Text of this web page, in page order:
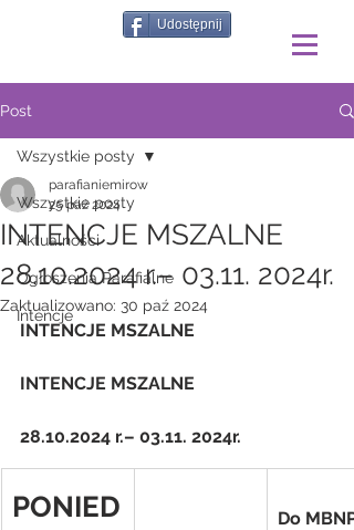
Udostępnij
Post
Wszystkie posty
Aktualności
Ogłoszenia Parafialne
Intencje
Wszystkie posty
INTENCJE MSZALNE
28.10.2024 r.– 03.11. 2024r.
parafianiemirow
25 paź 2024
Zaktualizowano: 30 paź 2024
INTENCJE MSZALNE
INTENCJE MSZALNE
28.10.2024 r.– 03.11. 2024r.
PONIED
Do MBNP